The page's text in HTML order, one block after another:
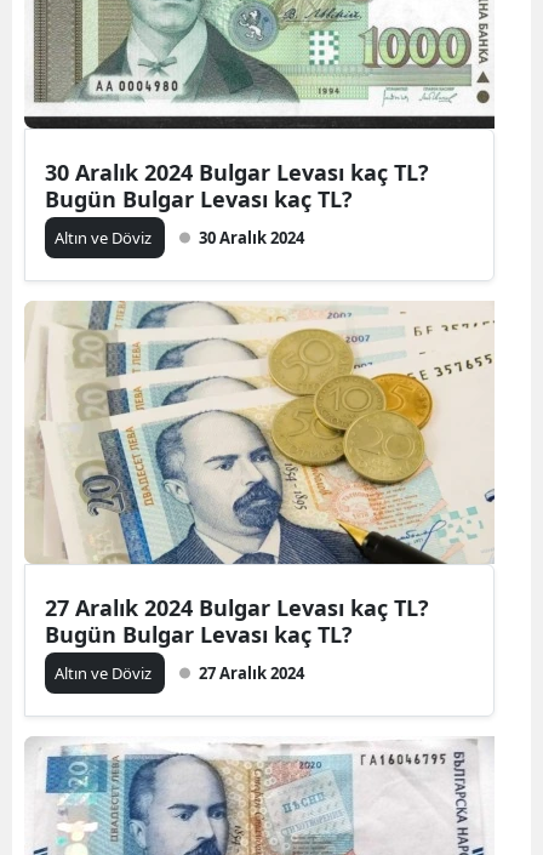
30 Aralık 2024 Bulgar Levası kaç TL?
Bugün Bulgar Levası kaç TL?
Altın ve Döviz 30 Aralık 2024
27 Aralık 2024 Bulgar Levası kaç TL?
Bugün Bulgar Levası kaç TL?
Altın ve Döviz 27 Aralık 2024